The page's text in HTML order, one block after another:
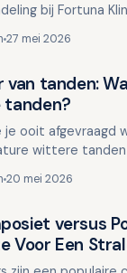
bij Fortuna
is e…
27 mei 2026
nieuws
van tanden:
tanden?
je ooit afgevraagd
wittere tanden
De kleu…
20 mei 2026
nieuws
versus
Voor Een